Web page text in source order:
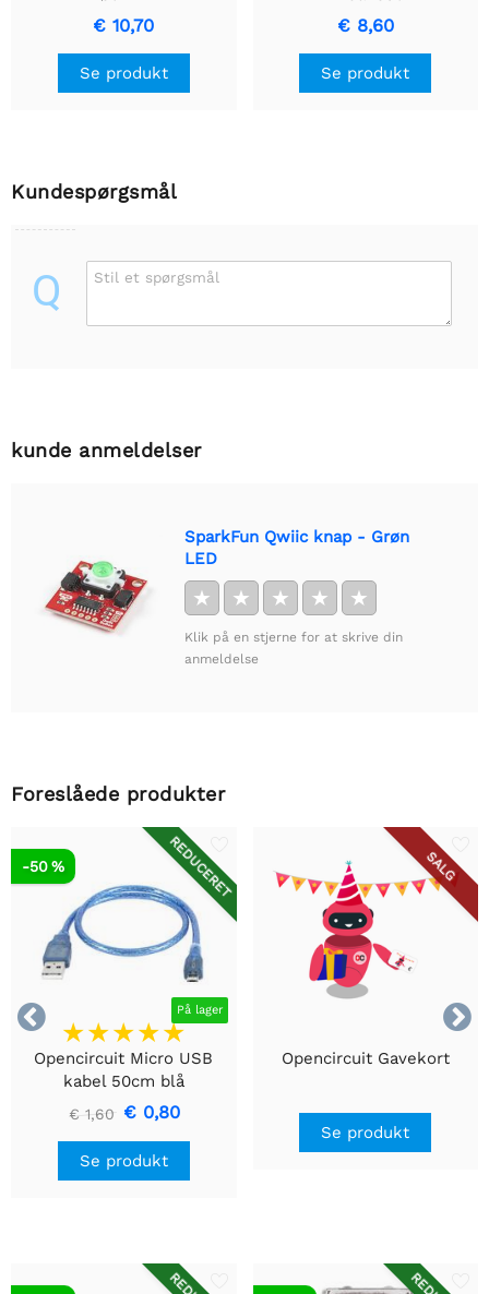
€ 10,70
Se produkt
€ 8,60
Se produkt
Kundespørgsmål
Q Stil et spørgsmål
kunde anmeldelser
SparkFun Qwiic knap - Grøn
LED
★ ★ ★ ★ ★
Klik på en stjerne for at skrive din
anmeldelse
Foreslåede produkter


REDUCERET
På lager
-50 %
Opencircuit Micro USB
kabel 50cm blå
€ 1,60 € 0,80
Se produkt
SALG
Opencircuit Gavekort
Se produkt